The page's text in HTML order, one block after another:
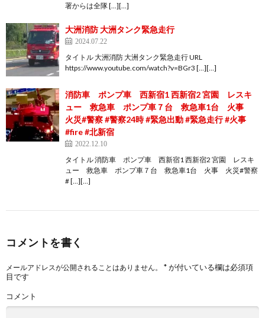
署からは全隊 […][…]
大洲消防 大洲タンク緊急走行
2024.07.22
タイトル 大洲消防 大洲タンク緊急走行 URL
https://www.youtube.com/watch?v=BGr3 […][…]
消防車 ポンプ車 西新宿1 西新宿2 宮園 レスキ
ュー 救急車 ポンプ車７台 救急車1台 火事
火災#警察 #警察24時 #緊急出動 #緊急走行 #火事
#fire #北新宿
2022.12.10
タイトル 消防車 ポンプ車 西新宿1 西新宿2 宮園 レスキ
ュー 救急車 ポンプ車７台 救急車1台 火事 火災#警察
# […][…]
コメントを書く
メールアドレスが公開されることはありません。 *が付いている欄は必須項
目です
コメント